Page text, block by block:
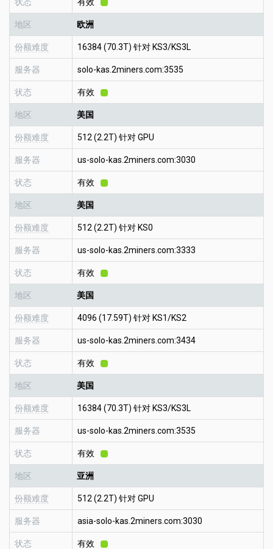
地区 欧洲
份额难度 16384 (70.3T) 针对 KS3/KS3L
服务器 solo-kas.2miners.com:3535
状态 有效
地区 美国
份额难度 512 (2.2T) 针对 GPU
服务器 us-solo-kas.2miners.com:3030
状态 有效
地区 美国
份额难度 512 (2.2T) 针对 KS0
服务器 us-solo-kas.2miners.com:3333
状态 有效
地区 美国
份额难度 4096 (17.59T) 针对 KS1/KS2
服务器 us-solo-kas.2miners.com:3434
状态 有效
地区 美国
份额难度 16384 (70.3T) 针对 KS3/KS3L
服务器 us-solo-kas.2miners.com:3535
状态 有效
地区 亚洲
份额难度 512 (2.2T) 针对 GPU
服务器 asia-solo-kas.2miners.com:3030
状态 有效